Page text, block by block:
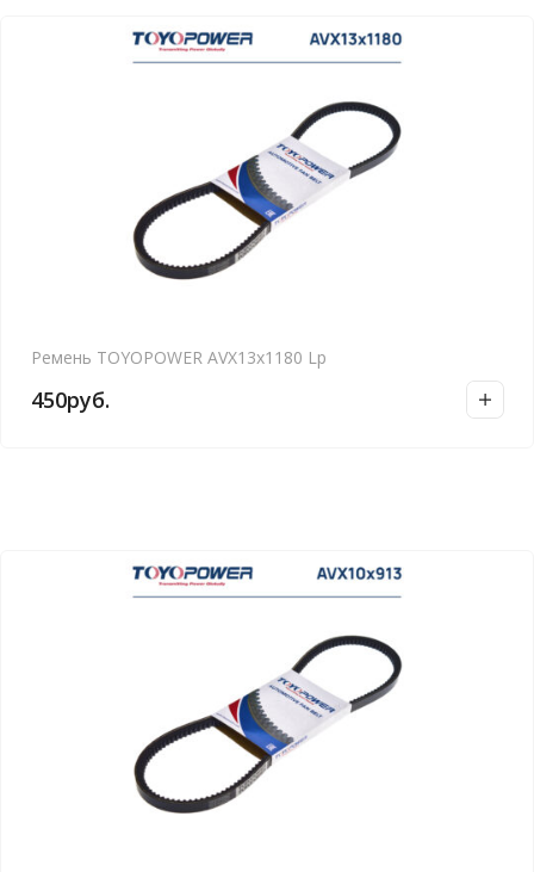
Ремень TOYOPOWER AVX13x1180 Lp
450руб.